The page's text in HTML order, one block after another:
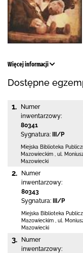
Więcej informacji
Dostępne
1.
Numer
inwentarzowy:
80341
Sygnatura:
III/P
Miejska Biblioteka
Mazowieckim
ul.
Mazowiecki
2.
Numer
inwentarzowy:
80343
Sygnatura:
III/P
Miejska Biblioteka
Mazowieckim
ul.
Mazowiecki
3.
Numer
inwentarzowy: